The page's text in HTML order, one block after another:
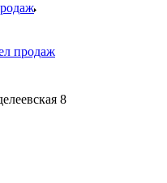
продаж
8